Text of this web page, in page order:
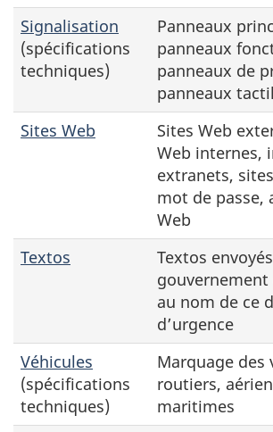
Signalisation
(spécifications
techniques)
Panneaux
panneaux
panneaux de
panneaux
Sites Web
Sites Web
Web internes,
extranets,
mot de passe,
Web
Textos
Textos
gouvernement
au nom de ce
d’urgence
Véhicules
(spécifications
techniques)
Marquage des
routiers,
maritimes